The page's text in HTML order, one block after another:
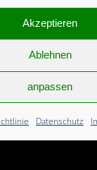
Akzeptieren
Ablehnen
anpassen
Datenschutz
Jahr